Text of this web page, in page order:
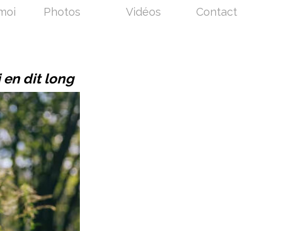
en dit long
Photos Vidéos Contact